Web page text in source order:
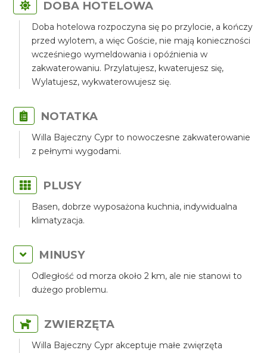
DOBA HOTELOWA
Doba hotelowa rozpoczyna się po przylocie, a kończy
przed wylotem, a więc Goście, nie mają konieczności
wcześniego wymeldowania i opóźnienia w
zakwaterowaniu. Przylatujesz, kwaterujesz się,
Wylatujesz, wykwaterowujesz się.
NOTATKA
Willa Bajeczny Cypr to nowoczesne zakwaterowanie
z pełnymi wygodami.
PLUSY
Basen, dobrze wyposażona kuchnia, indywidualna
klimatyzacja.
MINUSY
Odległość od morza około 2 km, ale nie stanowi to
dużego problemu.
ZWIERZĘTA
Willa Bajeczny Cypr akceptuje małe zwięrzęta